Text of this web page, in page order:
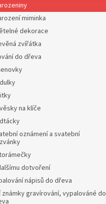
miminka
dekorace
zvířátka
do dřeva
na klíče
oznámení a svatební
dotvoření
nápisů do dřeva
známky gravírování, vypalováné do